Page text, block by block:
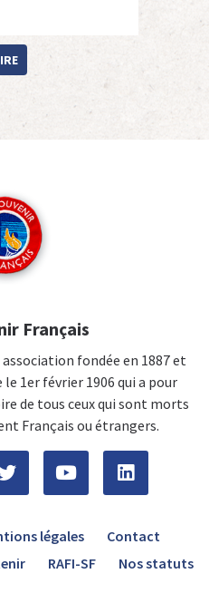
Français
fondée en 1887 et
1er février 1906 qui a pour
de tous ceux qui sont morts
Français ou étrangers.
légales
Contact
RAFI-SF Nos statuts